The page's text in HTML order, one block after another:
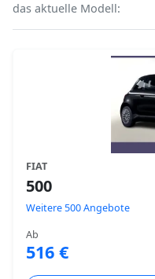
das aktuelle Modell:
FIAT
500
Weitere 500 Angebote
Ab
516 €